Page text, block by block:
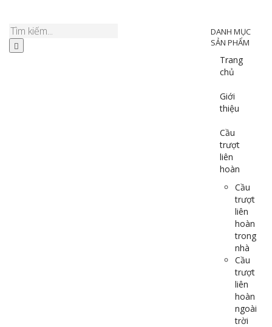
DANH MỤC
SẢN PHẨM
Trang
chủ
Giới
thiệu
Cầu
trượt
liên
hoàn
Cầu
trượt
liên
hoàn
trong
nhà
Cầu
trượt
liên
hoàn
ngoài
trời